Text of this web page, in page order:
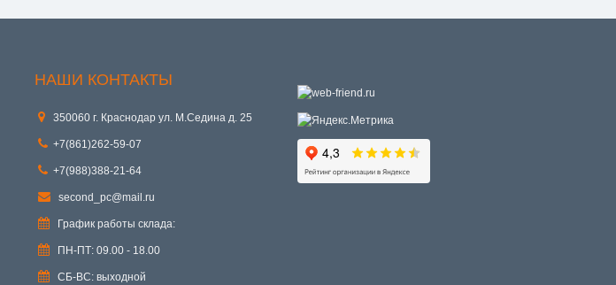
НАШИ КОНТАКТЫ
350060 г. Краснодар ул. М.Седина д. 25
+7(861)262-59-07
+7(988)388-21-64
second_pc@mail.ru
График работы склада:
ПН-ПТ: 09.00 - 18.00
СБ-ВС: выходной